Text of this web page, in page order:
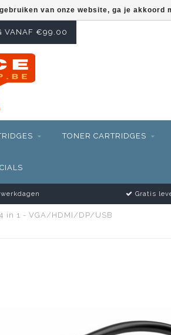
VANAF €99.00
TONER CARTRIDGES
Gratis
in 1 - VGA/HDMI/DP/USB
van onze website, ga je